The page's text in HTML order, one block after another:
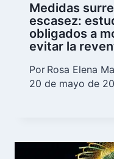
Medidas
escasez:
obligados a
evitar la
Por Rosa Elena
20 de mayo de